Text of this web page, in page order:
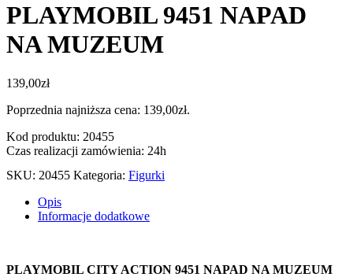
PLAYMOBIL 9451 NAPAD
NA MUZEUM
139,00zł
Poprzednia najniższa cena: 139,00zł.
Kod produktu: 20455
Czas realizacji zamówienia: 24h
SKU: 20455 Kategoria: Figurki
Opis
Informacje dodatkowe
PLAYMOBIL CITY ACTION 9451 NAPAD NA MUZEUM